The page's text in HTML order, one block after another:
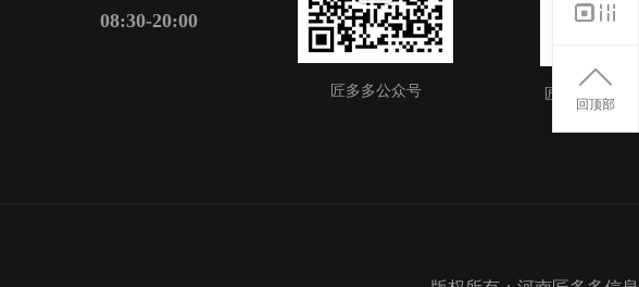
08:30-20:00
匠多多公众号 匠多多APP（
回顶部